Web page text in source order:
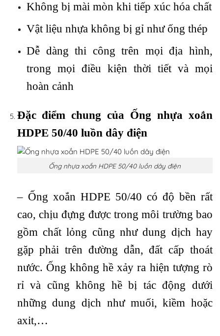
Không bị mài mòn khi tiếp xúc hóa chất
Vật liệu nhựa không bị gỉ như ống thép
Dễ dàng thi công trên mọi địa hình,
trong mọi điều kiện thời tiết và mọi
hoàn cảnh
Đặc điểm chung của Ống nhựa xoắn
HDPE 50/40 luồn dây điện
Ống nhựa xoắn HDPE 50/40 luồn dây điện
– Ống xoắn HDPE 50/40 có độ bền rất
cao, chịu đựng được trong môi trường bao
gồm chất lỏng cũng như dung dịch hay
gặp phải trên đường dẫn, đất cấp thoát
nước. Ống không hề xảy ra hiện tượng rò
rỉ và cũng không hề bị tác động dưới
những dung dịch như muối, kiềm hoặc
axit,…